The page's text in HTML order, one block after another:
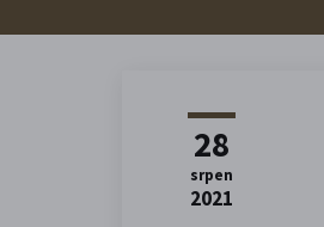
28
srpen
2021